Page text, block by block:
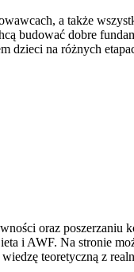
a także
budować dobre
dzieci na różnych
oraz poszerzaniu
i AWF. Na stronie
teoretyczną z